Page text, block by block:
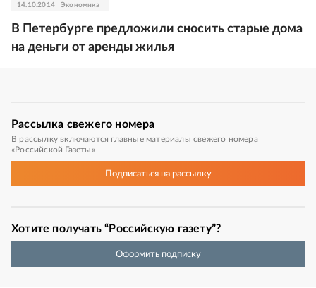
14.10.2014 Экономика
В Петербурге предложили сносить старые дома
на деньги от аренды жилья
Рассылка свежего номера
В рассылку включаются главные материалы свежего номера
«Российской Газеты»
Подписатьсяна рассылку
Хотите получать “Российскую газету”?
Оформить подписку